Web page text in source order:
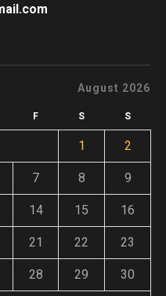
August 2026
F S S
1 2
7 8 9
14 15 16
21 22 23
28 29 30